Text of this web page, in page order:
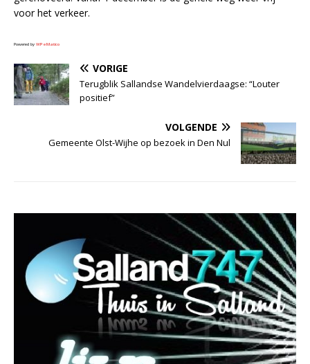
voor het verkeer.
Powered by WPeMatico
VORIGE
Terugblik Sallandse Wandelvierdaagse: “Louter
positief”
VOLGENDE
Gemeente Olst-Wijhe op bezoek in Den Nul